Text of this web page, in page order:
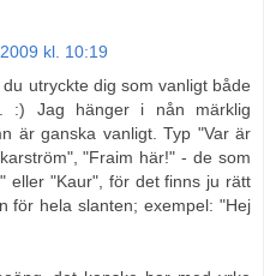
kl. 10:19
utryckte dig som vanligt både
:) Jag hänger i nån märklig
är ganska vanligt. Typ "Var är
"Fraim här!" - de som
eller "Kaur", för det finns ju rätt
för hela slanten; exempel: "Hej